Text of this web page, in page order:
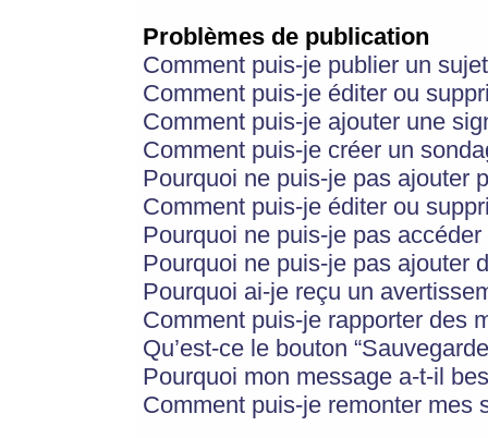
Problèmes de publication
Comment puis-je publier un
Comment puis-je éditer ou
Comment puis-je ajouter une
Comment puis-je créer un
Pourquoi ne puis-je pas ajouter
Comment puis-je éditer ou
Pourquoi ne puis-je pas
Pourquoi ne puis-je pas ajouter
Pourquoi ai-je reçu un
Comment puis-je rapporter des
Qu’est-ce le bouton
Pourquoi mon message a-t-il
Comment puis-je remonter mes